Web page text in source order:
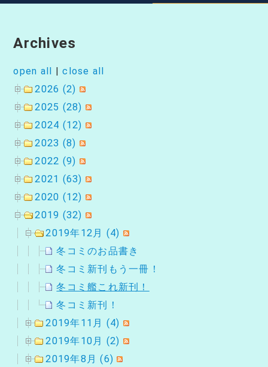
Archives
open all |close all
2026 (2)
2025 (28)
2024 (12)
2023 (8)
2022 (9)
2021 (63)
2020 (12)
2019 (32)
2019年12月 (4)
冬コミのお品書き
冬コミ新刊もう一冊！
冬コミ艦これ新刊！
冬コミ新刊！
2019年11月 (4)
2019年10月 (2)
2019年8月 (6)